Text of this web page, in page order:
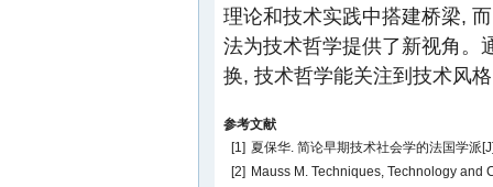
理论和技术实践中搭建桥梁,
法为技术哲学提供了新视角。
换, 技术哲学能关注到技术风
参考文献
[1] 夏保华. 简论早期技术社会学的法国学派
[2] Mauss M. Techniques, Technology and